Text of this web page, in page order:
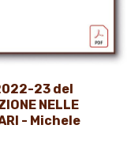
23 del
NELLE
- Michele